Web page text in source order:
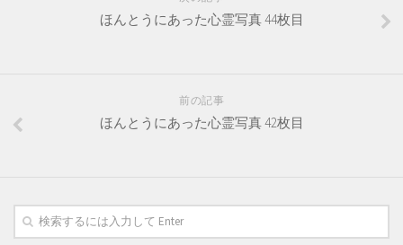
ほんとうにあった心霊写真 44枚目
前の記事
ほんとうにあった心霊写真 42枚目